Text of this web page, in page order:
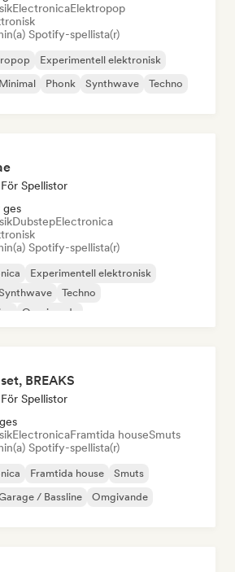
ElectronicaElektropop
Spotify-spellista(r)
Experimentell elektronisk
Minimal Phonk Synthwave Techno
Spellistor
ges
DubstepElectronica
Spotify-spellista(r)
Experimentell elektronisk
Techno
Omgivande
BREAKS
Spellistor
ElectronicaFramtida houseSmuts
Spotify-spellista(r)
Framtida house
Smuts
/ Bassline Omgivande